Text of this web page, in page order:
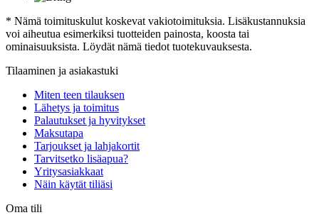
* Nämä toimituskulut koskevat vakiotoimituksia. Lisäkustannuksia
voi aiheutua esimerkiksi tuotteiden painosta, koosta tai
ominaisuuksista. Löydät nämä tiedot tuotekuvauksesta.
Tilaaminen ja asiakastuki
Miten teen tilauksen
Lähetys ja toimitus
Palautukset ja hyvitykset
Maksutapa
Tarjoukset ja lahjakortit
Tarvitsetko lisäapua?
Yritysasiakkaat
Näin käytät tiliäsi
Oma tili